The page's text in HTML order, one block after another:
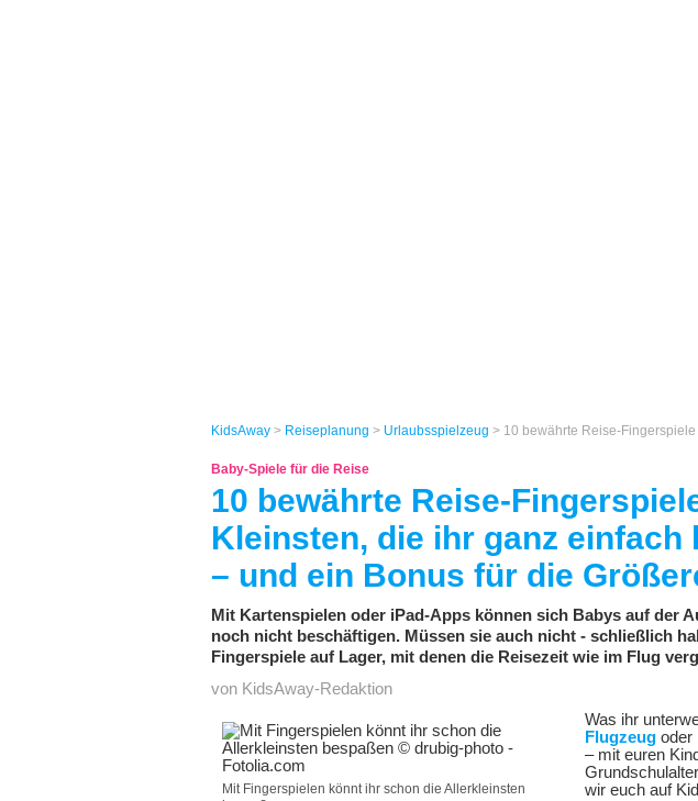
KidsAway > Reiseplanung > Urlaubsspielzeug > 10 bewährte Reise-
Baby-Spiele für die Reise
10 bewährte Reise-
Kleinsten, die ihr ganz einfach
– und ein Bonus für die
Mit Kartenspielen oder iPad-Apps können sich Babys auf der
noch nicht beschäftigen. Müssen sie auch nicht - schließlich
Fingerspiele auf Lager, mit denen die Reisezeit wie im Flug
von KidsAway-Redaktion
Mit Fingerspielen könnt ihr schon die Allerkleinsten
Was ihr
Flugzeug oder
– mit euren
wir euch auf